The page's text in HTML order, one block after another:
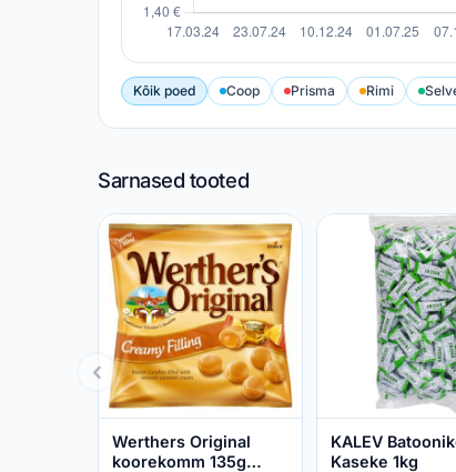
Kõik poed Coop Prisma Rimi
Sarnased tooted
Werthers Original
koorekomm 135g
KALEV
Kaseke 1kg